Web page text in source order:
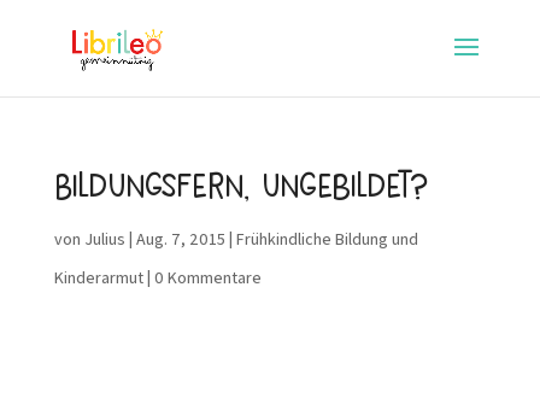
Bildungsfern, ungebildet?
von Julius | Aug. 7, 2015 | Frühkindliche Bildung und
Kinderarmut| 0 Kommentare